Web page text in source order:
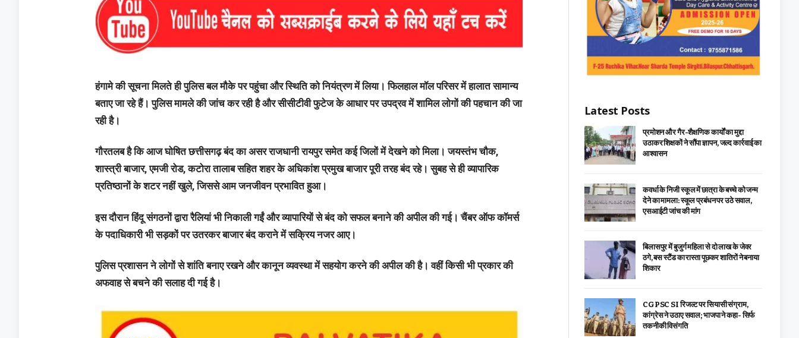
हंगामे की सूचना मिलते ही पुलिस बल मौके पर पहुंचा और स्थिति को नियंत्रण में लिया। फिलहाल मॉल परिसर में हालात सामान्य
बताए जा रहे हैं। पुलिस मामले की जांच कर रही है और सीसीटीवी फुटेज के आधार पर उपद्रव में शामिल लोगों की पहचान की जा
रही है।
गौरतलब है कि आज घोषित छत्तीसगढ़ बंद का असर राजधानी रायपुर समेत कई जिलों में देखने को मिला। जयस्तंभ चौक,
शास्त्री बाजार, एमजी रोड, कटोरा तालाब सहित शहर के अधिकांश प्रमुख बाजार पूरी तरह बंद रहे। सुबह से ही व्यापारिक
प्रतिष्ठानों के शटर नहीं खुले, जिससे आम जनजीवन प्रभावित हुआ।
इस दौरान हिंदू संगठनों द्वारा रैलियां भी निकाली गईं और व्यापारियों से बंद को सफल बनाने की अपील की गई। चैंबर ऑफ कॉमर्स
के पदाधिकारी भी सड़कों पर उतरकर बाजार बंद कराने में सक्रिय नजर आए।
पुलिस प्रशासन ने लोगों से शांति बनाए रखने और कानून व्यवस्था में सहयोग करने की अपील की है। वहीं किसी भी प्रकार की
अफवाह से बचने की सलाह दी गई है।
Latest Posts
प्रमोशन और गैर-शैक्षणिक कार्यों का मुद्दा
उठाकर शिक्षकों ने सौंपा ज्ञापन, जल्द कार्रवाई का
आश्वासन
कवर्धा के निजी स्कूल में छात्रा के बच्चे को जन्म
देने का मामला: स्कूल प्रबंधन पर उठे सवाल,
एसआईटी जांच की मांग
बिलासपुर में बुजुर्ग महिला से दो लाख के जेवर
ठगे, बस स्टैंड का रास्ता पूछकर शातिरों ने बनाया
शिकार
CGPSC SI रिजल्ट पर सियासी संग्राम,
कांग्रेस ने उठाए सवाल; भाजपा ने कहा- सिर्फ
तकनीकी विसंगति